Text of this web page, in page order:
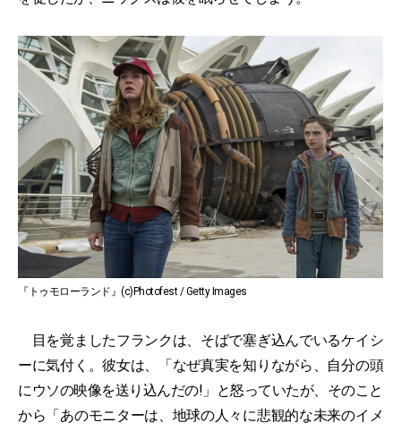
『トゥモローランド』(c)Photofest / Getty Images
目を覚ましたフランクは、そばで塞ぎ込んでいるケイシ
ーに気付く。彼女は、「なぜ真実を知りながら、自分の頭
にウソの映像を送り込んだの!」と怒っていたが、そのこと
から「あのモニターは、地球の人々に悲観的な未来のイメ